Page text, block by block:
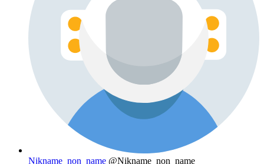
Nikname_non_name @Nikname_non_name